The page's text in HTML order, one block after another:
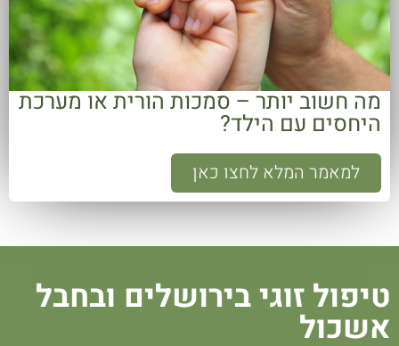
מה חשוב יותר – סמכות הורית או מערכת
היחסים עם הילד?
למאמר המלא לחצו כאן
טיפול זוגי בירושלים ובחבל
אשכול